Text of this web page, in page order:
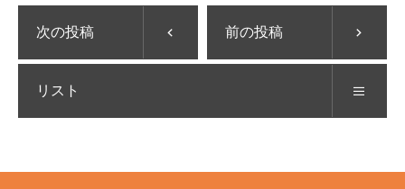
次の投稿 前の投稿
リスト